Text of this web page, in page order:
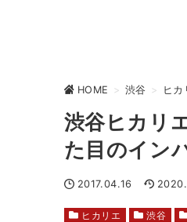
HOME > 渋谷 > ヒカ
渋谷ヒカリ
た目のイン
2017.04.16
ヒカリエ 渋谷